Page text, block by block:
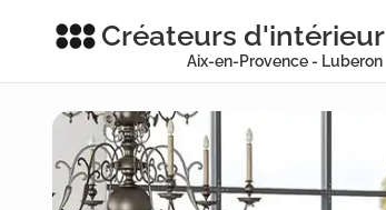
Créateurs d'intérieur
Aix-en-Provence - Luberon